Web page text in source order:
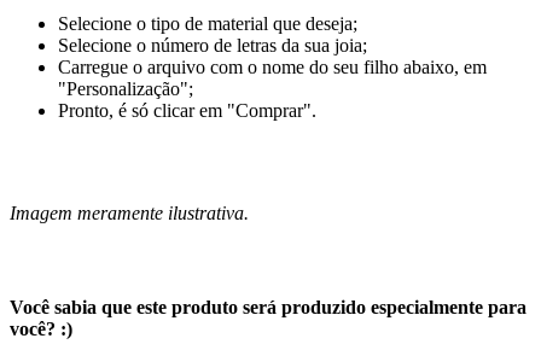
Selecione o tipo de material que deseja;
Selecione o número de letras da sua joia;
Carregue o arquivo com o nome do seu filho abaixo, em
"Personalização";
Pronto, é só clicar em "Comprar".
Imagem meramente ilustrativa.
Você sabia que este produto será produzido especialmente para
você? :)